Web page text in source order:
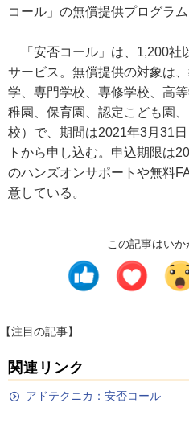
コール」の無償提供プログラム
「安否コール」は、1,200社
サービス。無償提供の対象は
学、専門学校、専修学校、高
稚園、保育園、認定こども園
校）で、期間は2021年3月31
トから申し込む。申込期限は
のハンズオンサポートや無料
意している。
この記事はいか
【注目の記事】
関連リンク
アドテクニカ：安否コール